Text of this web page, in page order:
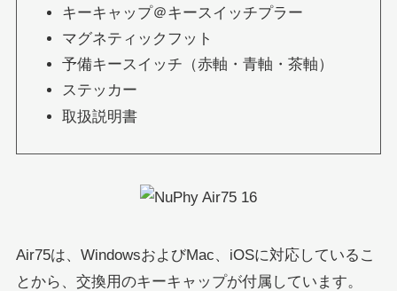
キーキャップ＠キースイッチプラー
マグネティックフット
予備キースイッチ（赤軸・青軸・茶軸）
ステッカー
取扱説明書
Air75は、WindowsおよびMac、iOSに対応しているこ
とから、交換用のキーキャップが付属しています。